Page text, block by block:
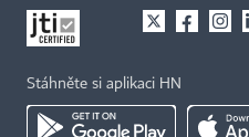
Stáhněte si aplikaci HN